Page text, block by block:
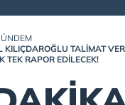
TALIMAT
TEK RAPOR EDILECEK!